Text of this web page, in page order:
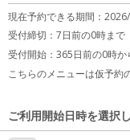
現在予約できる期間：
受付締切： 7日前の0時まで
受付開始： 365日前の0時か
こちらのメニューは仮予約
ご利用開始日時を選択